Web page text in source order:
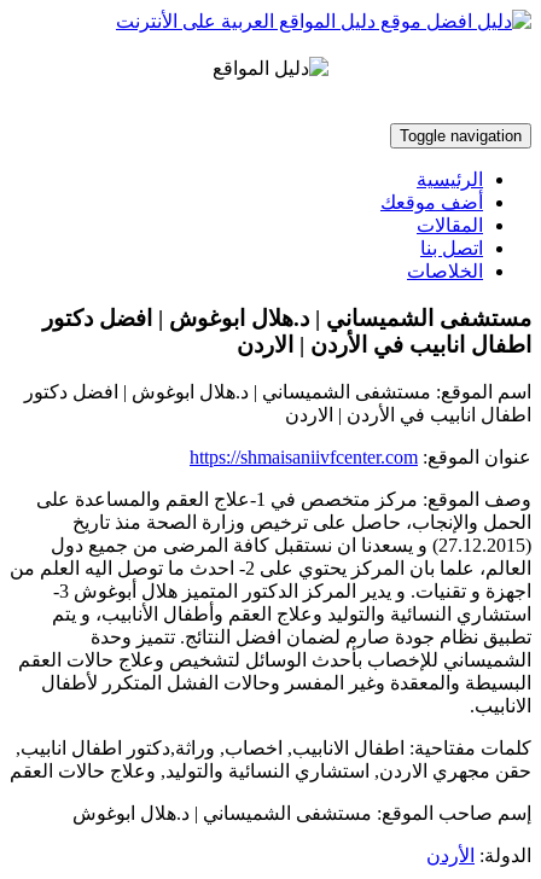
Toggle navigation
الرئيسية
أضف موقعك
المقالات
اتصل بنا
الخلاصات
مستشفى الشميساني | د.هلال ابوغوش | افضل دكتور
اطفال انابيب في الأردن | الاردن
اسم الموقع: مستشفى الشميساني | د.هلال ابوغوش | افضل دكتور
اطفال انابيب في الأردن | الاردن
عنوان الموقع: https://shmaisaniivfcenter.com
وصف الموقع:
مركز متخصص في 1-علاج العقم والمساعدة على
الحمل والإنجاب، حاصل على ترخيص وزارة الصحة منذ تاريخ
(27.12.2015) و يسعدنا ان نستقبل كافة المرضى من جميع دول
العالم، علما بان المركز يحتوي على 2- احدث ما توصل اليه العلم من
اجهزة و تقنيات. و يدير المركز الدكتور المتميز هلال أبوغوش 3-
استشاري النسائية والتوليد وعلاج العقم وأطفال الأنابيب، و يتم
تطبيق نظام جودة صارم لضمان افضل النتائج. تتميز وحدة
الشميساني للإخصاب بأحدث الوسائل لتشخيص وعلاج حالات العقم
البسيطة والمعقدة وغير المفسر وحالات الفشل المتكرر لأطفال
الانابيب.
كلمات مفتاحية: اطفال الانابيب, اخصاب, وراثة,دكتور اطفال انابيب,
حقن مجهري الاردن, استشاري النسائية والتوليد, وعلاج حالات العقم
إسم صاحب الموقع: مستشفى الشميساني | د.هلال ابوغوش
الدولة: الأردن